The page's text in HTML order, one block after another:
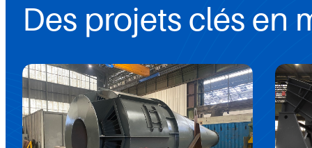
Des projets clés en